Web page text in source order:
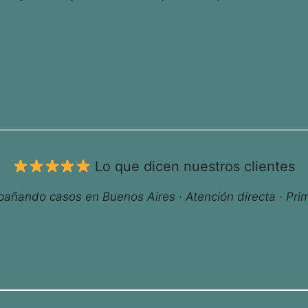
Lo que dicen nuestros clientes
casos en Buenos Aires · Atención directa ·